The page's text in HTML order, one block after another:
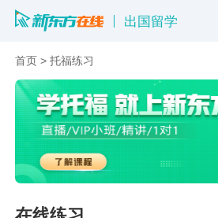
出国留学
首页 >托福练习